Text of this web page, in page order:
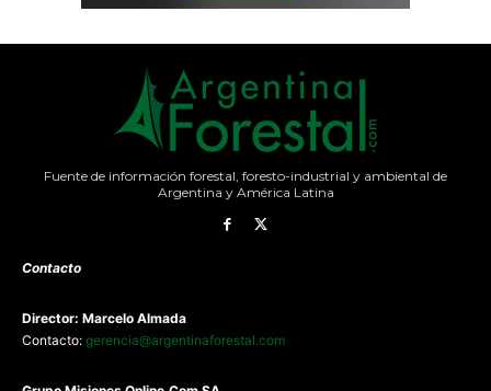
Fuente de información forestal, foresto-industrial y ambiental de
Argentina y América Latina
Contacto
Director: Marcelo Almada
Contacto: gerencia@argentinaforestal.com